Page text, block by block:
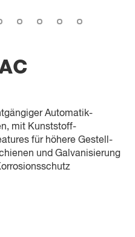
Automatik-
mit Kunststoff-
für höhere Gestell-
und Galvanisierung